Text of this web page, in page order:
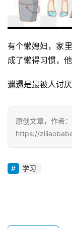
有个懒媳妇，家
成了懒得习惯，
邋遢是最被人讨厌
原创文章，作者
https://
学习